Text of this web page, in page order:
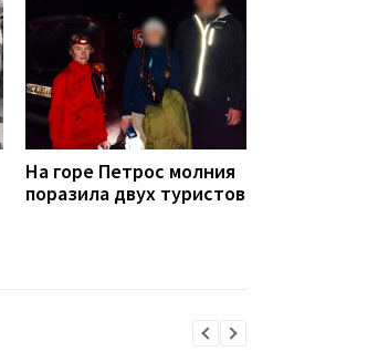
На горе Петрос молния
поразила двух туристов